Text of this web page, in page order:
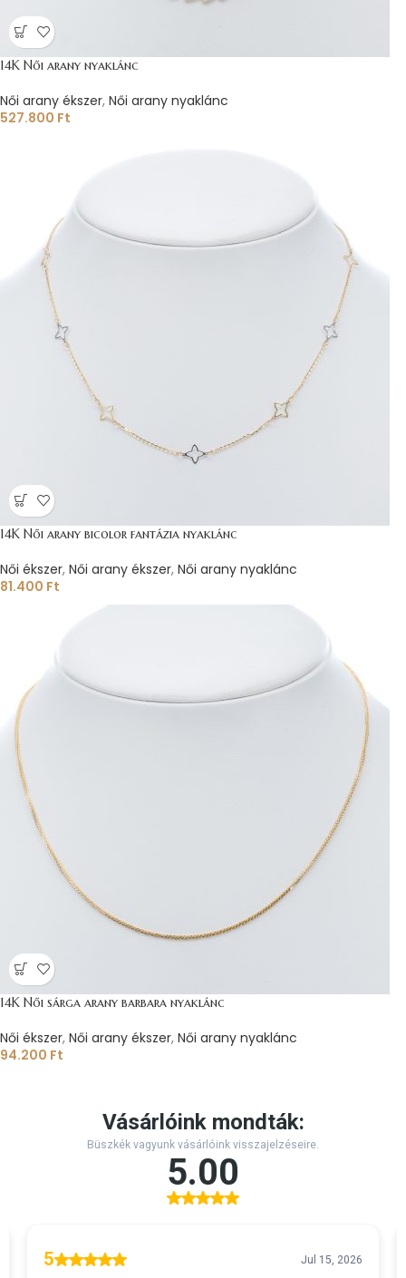
14K Női arany nyaklánc
Női arany ékszer, Női arany nyaklánc
527.800 Ft
14K Női arany bicolor fantázia nyaklánc
Női ékszer, Női arany ékszer, Női arany nyaklánc
81.400 Ft
14K Női sárga arany barbara nyaklánc
Női ékszer, Női arany ékszer, Női arany nyaklánc
94.200 Ft